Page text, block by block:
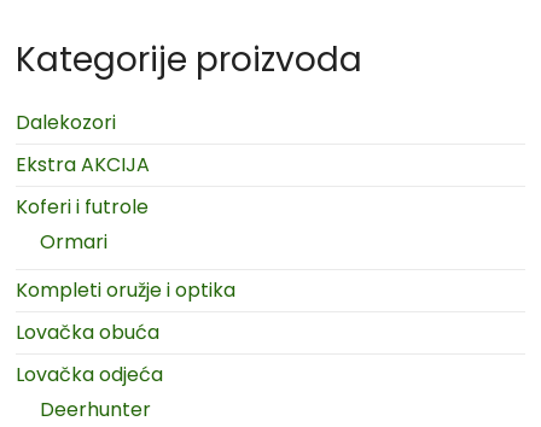
Kategorije proizvoda
Dalekozori
Ekstra AKCIJA
Koferi i futrole
Ormari
Kompleti oružje i optika
Lovačka obuća
Lovačka odjeća
Deerhunter